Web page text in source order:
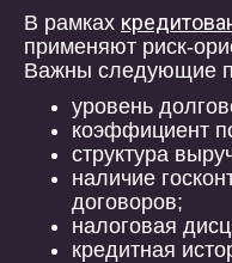
В рамках
применяют риск-
Важны следующие
уровень
коэффициент
структура
наличие
договоров;
налоговая
кредитная